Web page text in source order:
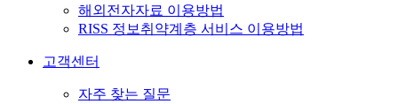
해외전자자료 이용방법
RISS 정보취약계층 서비스 이용방법
고객센터
자주 찾는 질문